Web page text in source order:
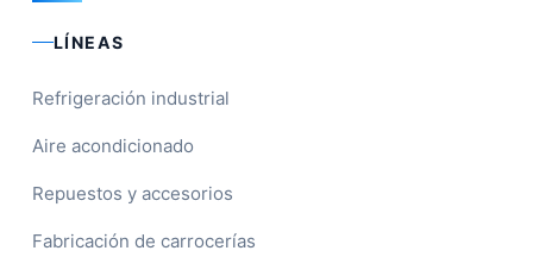
LÍNEAS
Refrigeración industrial
Aire acondicionado
Repuestos y accesorios
Fabricación de carrocerías